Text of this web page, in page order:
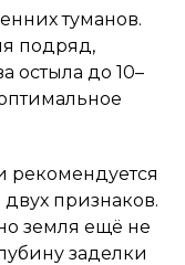
туманов.
подряд,
остыла до 10–
оптимальное
рекомендуется
признаков.
земля ещё не
заделки